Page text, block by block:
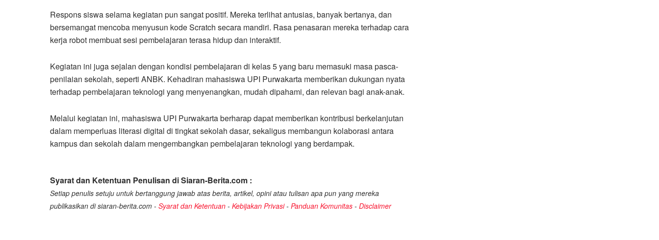
Respons siswa selama kegiatan pun sangat positif. Mereka terlihat antusias, banyak bertanya, dan
bersemangat mencoba menyusun kode Scratch secara mandiri. Rasa penasaran mereka terhadap cara
kerja robot membuat sesi pembelajaran terasa hidup dan interaktif.
Kegiatan ini juga sejalan dengan kondisi pembelajaran di kelas 5 yang baru memasuki masa pasca-
penilaian sekolah, seperti ANBK. Kehadiran mahasiswa UPI Purwakarta memberikan dukungan nyata
terhadap pembelajaran teknologi yang menyenangkan, mudah dipahami, dan relevan bagi anak-anak.
Melalui kegiatan ini, mahasiswa UPI Purwakarta berharap dapat memberikan kontribusi berkelanjutan
dalam memperluas literasi digital di tingkat sekolah dasar, sekaligus membangun kolaborasi antara
kampus dan sekolah dalam mengembangkan pembelajaran teknologi yang berdampak.
Syarat dan Ketentuan Penulisan di Siaran-Berita.com :
Setiap penulis setuju untuk bertanggung jawab atas berita, artikel, opini atau tulisan apa pun yang mereka
publikasikan di siaran-berita.com - Syarat dan Ketentuan - Kebijakan Privasi- Panduan Komunitas - Disclaimer